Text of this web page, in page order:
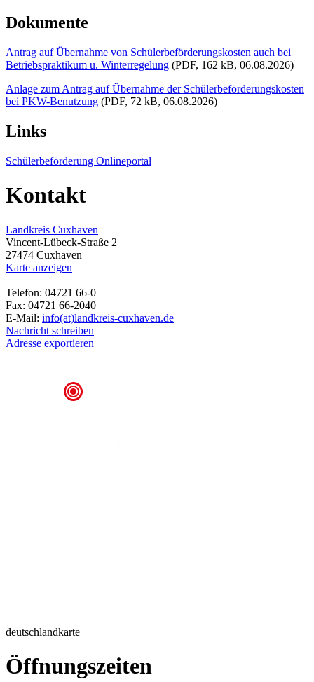
Dokumente
Antrag auf Übernahme von Schülerbeförderungskosten auch bei
Betriebspraktikum u. Winterregelung (PDF, 162 kB, 06.08.2026)
Anlage zum Antrag auf Übernahme der Schülerbeförderungskosten
bei PKW-Benutzung (PDF, 72 kB, 06.08.2026)
Links
Schülerbeförderung Onlineportal
Kontakt
Landkreis Cuxhaven
Vincent-Lübeck-Straße 2
27474 Cuxhaven
Karte anzeigen
Telefon: 04721 66-0
Fax: 04721 66-2040
E-Mail: info(at)landkreis-cuxhaven.de
Nachricht schreiben
Adresse exportieren
deutschlandkarte
Öffnungszeiten